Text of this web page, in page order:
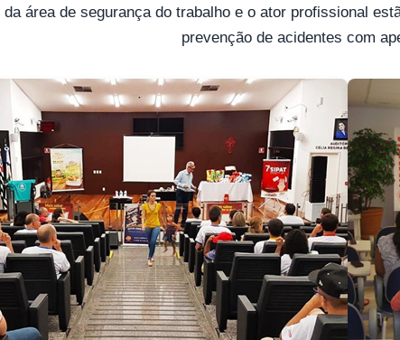
área de segurança do trabalho e o ator profissional
prevenção de acidentes com